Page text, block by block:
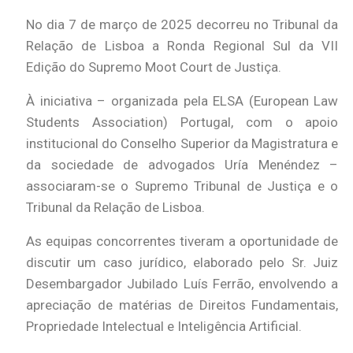
No dia 7 de março de 2025 decorreu no Tribunal da
Relação de Lisboa a Ronda Regional Sul da VII
Edição do Supremo Moot Court de Justiça.
À iniciativa – organizada pela ELSA (European Law
Students Association) Portugal, com o apoio
institucional do Conselho Superior da Magistratura e
da sociedade de advogados Uría Menéndez –
associaram-se o Supremo Tribunal de Justiça e o
Tribunal da Relação de Lisboa.
As equipas concorrentes tiveram a oportunidade de
discutir um caso jurídico, elaborado pelo Sr. Juiz
Desembargador Jubilado Luís Ferrão, envolvendo a
apreciação de matérias de Direitos Fundamentais,
Propriedade Intelectual e Inteligência Artificial.